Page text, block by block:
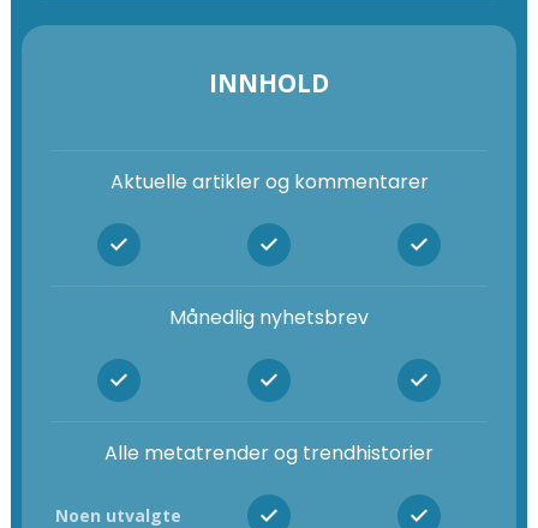
INNHOLD
Aktuelle artikler og kommentarer
Månedlig nyhetsbrev
Alle metatrender og trendhistorier
Noen utvalgte